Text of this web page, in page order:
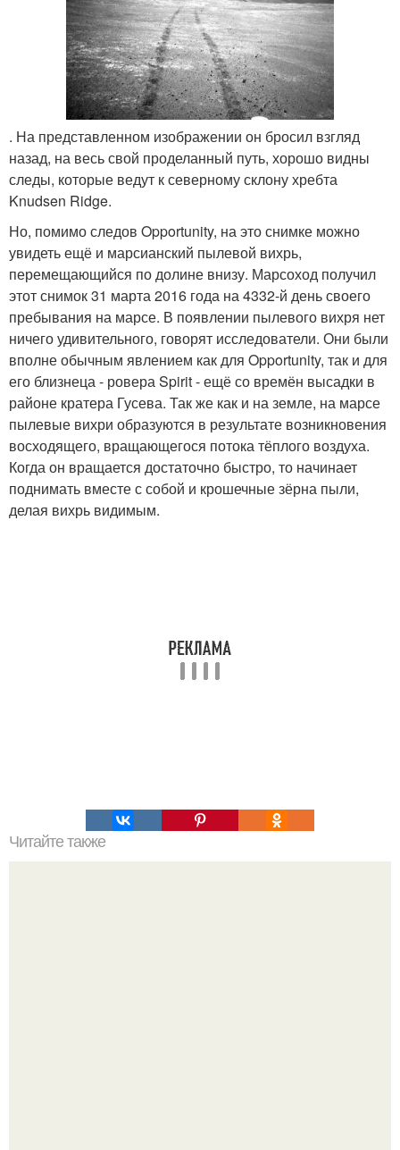
. На представленном изображении он бросил взгляд
назад, на весь свой проделанный путь, хорошо видны
следы, которые ведут к северному склону хребта
Knudsen Ridge.
Но, помимо следов Opportunity, на это снимке можно
увидеть ещё и марсианский пылевой вихрь,
перемещающийся по долине внизу. Марсоход получил
этот снимок 31 марта 2016 года на 4332-й день своего
пребывания на марсе. В появлении пылевого вихря нет
ничего удивительного, говорят исследователи. Они были
вполне обычным явлением как для Opportunity, так и для
его близнеца - ровера Spirit - ещё со времён высадки в
районе кратера Гусева. Так же как и на земле, на марсе
пылевые вихри образуются в результате возникновения
восходящего, вращающегося потока тёплого воздуха.
Когда он вращается достаточно быстро, то начинает
поднимать вместе с собой и крошечные зёрна пыли,
делая вихрь видимым.
Читайте также